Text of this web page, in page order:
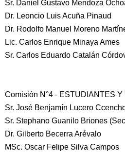
Sr. Daniel Gustavo Mendoza
Dr. Leoncio Luis Acuña Pinaud
Dr. Rodolfo Manuel Moreno
Lic. Carlos Enrique Minaya Ames
Sr. Carlos Eduardo Catalán
Comisión N°4 - ESTUDIANTES
Sr. José Benjamín Lucero
Sr. Stephano Guanilo Briones
Dr. Gilberto Becerra Arévalo
MSc. Oscar Felipe Silva Campos